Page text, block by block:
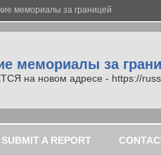
мемориалы за границей
мемориалы за
на новом адресе - https://
SUBMIT A REPORT